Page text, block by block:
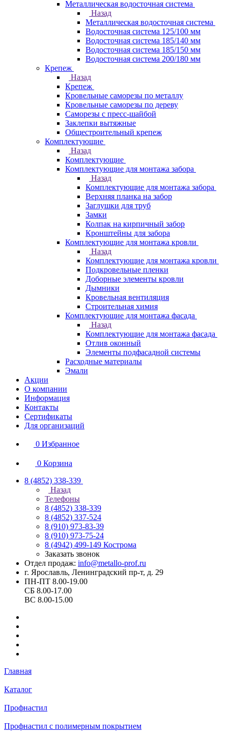
Металлическая водосточная система
Назад
Металлическая водосточная система
Водосточная система 125/100 мм
Водосточная система 185/140 мм
Водосточная система 185/150 мм
Водосточная система 200/180 мм
Крепеж
Назад
Крепеж
Кровельные саморезы по металлу
Кровельные саморезы по дереву
Саморезы с пресс-шайбой
Заклепки вытяжные
Общестроительный крепеж
Комплектующие
Назад
Комплектующие
Комплектующие для монтажа забора
Назад
Комплектующие для монтажа забора
Верхняя планка на забор
Заглушки для труб
Замки
Колпак на кирпичный забор
Кронштейны для забора
Комплектующие для монтажа кровли
Назад
Комплектующие для монтажа кровли
Подкровельные пленки
Доборные элементы кровли
Дымники
Кровельная вентиляция
Строительная химия
Комплектующие для монтажа фасада
Назад
Комплектующие для монтажа фасада
Отлив оконный
Элементы подфасадной системы
Расходные материалы
Эмали
Акции
О компании
Информация
Контакты
Сертификаты
Для организаций
0 Избранное
0 Корзина
8 (4852) 338-339
Назад
Телефоны
8 (4852) 338-339
8 (4852) 337-524
8 (910) 973-83-39
8 (910) 973-75-24
8 (4942) 499-149 Кострома
Заказать звонок
Отдел продаж: info@metallo-prof.ru
г. Ярославль, Ленинградский пр-т, д. 29
ПН-ПТ 8.00-19.00
СБ 8.00-17.00
ВС 8.00-15.00
Главная
Каталог
Профнастил
Профнастил с полимерным покрытием